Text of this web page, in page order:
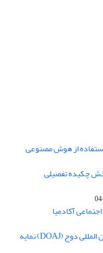
از هوش مصنوعی
چکیده تفصیلی
آکادمیا
فصلنامه علمی "علوم و فنون نظامی" در پایگاه بین المللی دوج (DOAJ) نمایه